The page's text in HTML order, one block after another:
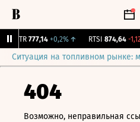
777,14 +0,2%↑ RTSI 874,64 -
Ситуация на топливном рынке:
404
Возможно, неправильная